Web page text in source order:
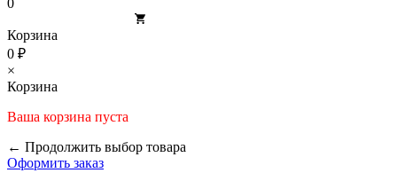
0
Корзина
0 ₽
×
Корзина
Ваша корзина пуста
← Продолжить выбор товара
Оформить заказ